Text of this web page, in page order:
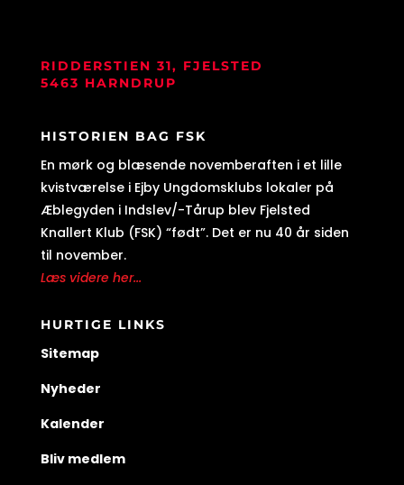
RIDDERSTIEN 31, FJELSTED
5463 HARNDRUP
HISTORIEN BAG FSK
En mørk og blæsende novemberaften i et lille
kvistværelse i Ejby Ungdomsklubs lokaler på
Æblegyden i Indslev/-Tårup blev Fjelsted
Knallert Klub (FSK) “født”. Det er nu 40 år siden
til november.
Læs videre her...
HURTIGE LINKS
Sitemap
Nyheder
Kalender
Bliv medlem